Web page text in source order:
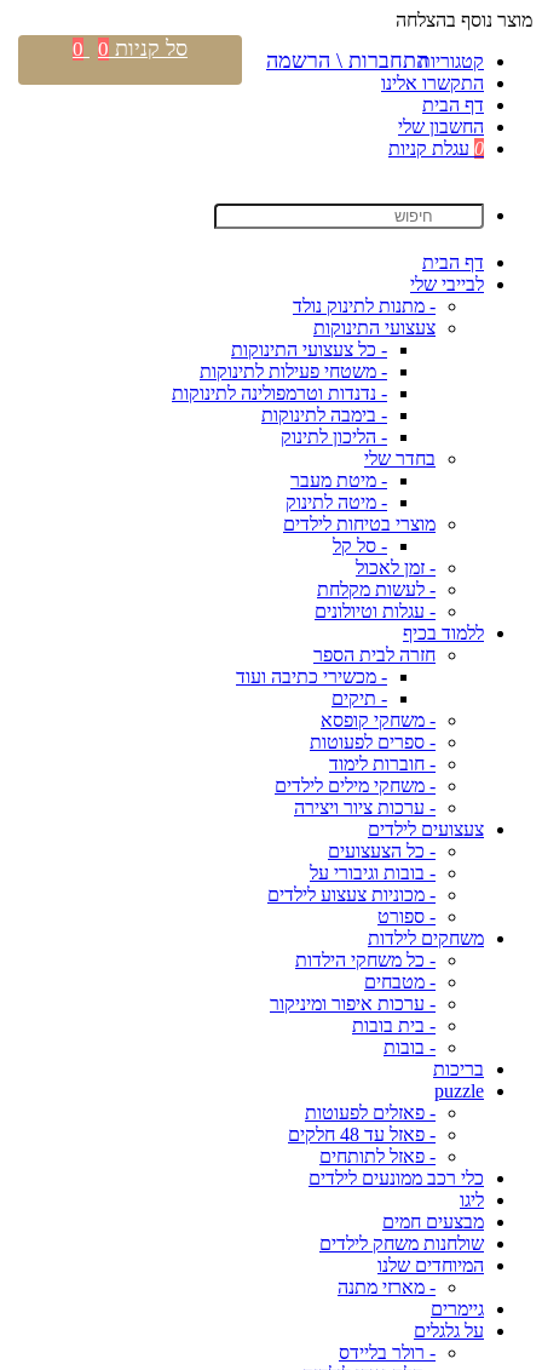
מוצר נוסף בהצלחה
קטגוריות
התקשרו אלינו
דף הבית
החשבון שלי
0 עגלת קניות
דף הבית
לבייבי שלי
- מתנות לתינוק נולד
צעצועי התינוקות
- כל צעצועי התינוקות
- משטחי פעילות לתינוקות
- נדנדות וטרמפולינה לתינוקות
- בימבה לתינוקות
- הליכון לתינוק
בחדר שלי
- מיטת מעבר
- מיטה לתינוק
מוצרי בטיחות לילדים
- סל קל
- זמן לאכול
- לעשות מקלחת
- עגלות וטיולונים
ללמוד בכיף
חזרה לבית הספר
- מכשירי כתיבה ועוד
- תיקים
- משחקי קופסא
- ספרים לפעוטות
- חוברות לימוד
- משחקי מילים לילדים
- ערכות ציור ויצירה
צעצועים לילדים
- כל הצעצועים
- בובות וגיבורי על
- מכוניות צעצוע לילדים
- ספורט
משחקים לילדות
- כל משחקי הילדות
- מטבחים
- ערכות איפור ומיניקור
- בית בובות
- בובות
בריכות
puzzle
- פאזלים לפעוטות
- פאזל עד 48 חלקים
- פאזל לתותחים
כלי רכב ממונעים לילדים
ליגו
מבצעים חמים
שולחנות משחק לילדים
המיוחדים שלנו
- מארזי מתנה
גיימרים
על גלגלים
- רולר בליידס
התחברות \ הרשמה סל קניות 0
0